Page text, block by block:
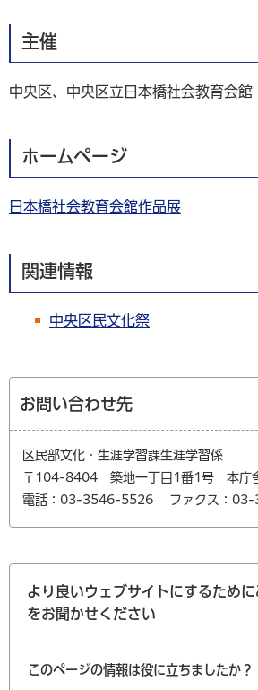
主催
中央区、中央区立日本橋社会教育会館
ホームページ
日本橋社会教育会館作品展
関連情報
中央区民文化祭
お問い合わせ先
区民部文化・生涯学習課生涯学習係
〒104-8404 築地一丁目1番1号 本庁
電話：03-3546-5526
ファクス：
より良いウェブサイトにするため
をお聞かせください
このページの情報は役に立ちましたか？